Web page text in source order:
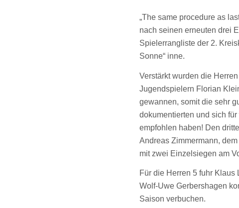
„The same procedure as
nach seinen erneuten drei
Spielerrangliste der 2.
Sonne“ inne.
Verstärkt wurden die
Jugendspielern Florian
gewannen, somit die sehr
dokumentierten und sich
empfohlen haben! Den
Andreas Zimmermann,
mit zwei Einzelsiegen am
Für die Herren 5 fuhr
Wolf-Uwe Gerbershagen
Saison verbuchen.